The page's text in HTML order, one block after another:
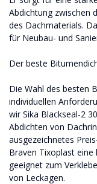
Abdichtung zwischen
des Dachmaterials.
für Neubau- und
Der beste
Die Wahl des besten
individuellen
wir Sika Blackseal-2
Abdichten von
ausgezeichnetes
Braven Tixoplast eine
geeignet zum
von Leckagen.